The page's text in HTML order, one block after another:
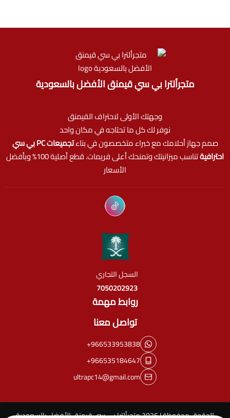
متجرألترا بي سي قيمنق الأفضل بالسعودية
وجهتك الأولى لاحتراف القيمنق
نوفر لك كل ما تحتاجه في مكان واحد
صمم جهاز أحلامك مع خبراء متخصصون في بناء
تجميعات PC بي سي
احترافية
تناسب ميزانيتك وتمنحك أعلى فريمات. قطع أصلية 100% وبأفضل
الأسعار
السجل التجاري
7050202923
روابط مهمة
تواصل معنا
+966533953838
+966535184647
ultrapc14@gmail.com